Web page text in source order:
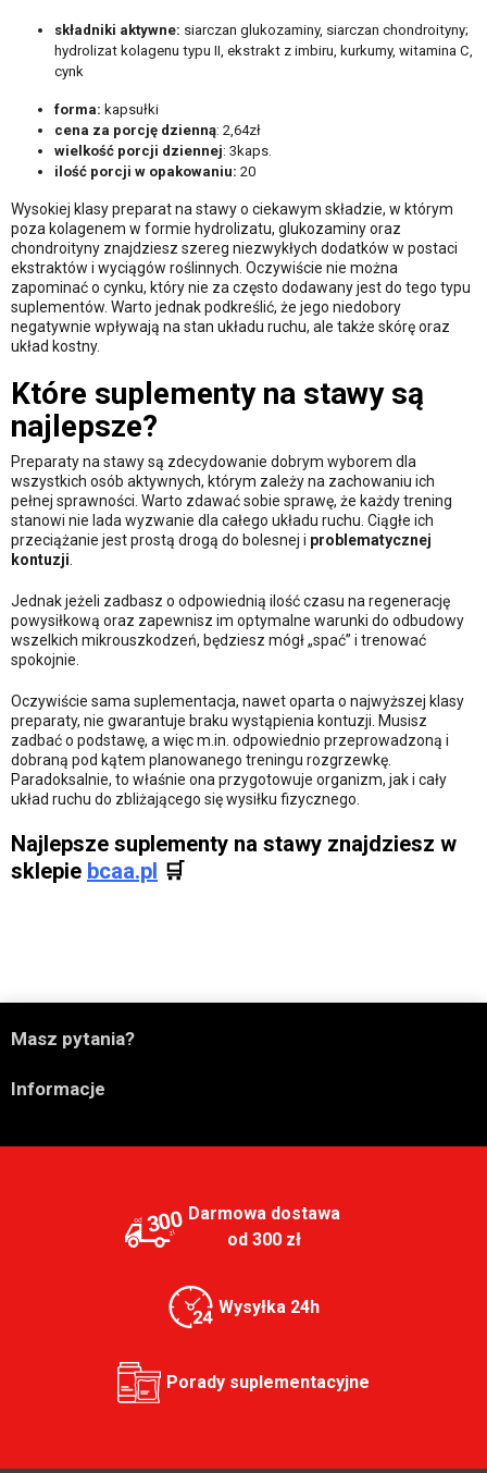
składniki aktywne: siarczan glukozaminy, siarczan chondroityny;
hydrolizat kolagenu typu II, ekstrakt z imbiru, kurkumy, witamina C,
cynk
forma: kapsułki
cena za porcję dzienną: 2,64zł
wielkość porcji dziennej: 3kaps.
ilość porcji w opakowaniu: 20
Wysokiej klasy preparat na stawy o ciekawym składzie, w którym
poza kolagenem w formie hydrolizatu, glukozaminy oraz
chondroityny znajdziesz szereg niezwykłych dodatków w postaci
ekstraktów i wyciągów roślinnych. Oczywiście nie można
zapominać o cynku, który nie za często dodawany jest do tego typu
suplementów. Warto jednak podkreślić, że jego niedobory
negatywnie wpływają na stan układu ruchu, ale także skórę oraz
układ kostny.
Które suplementy na stawy są
najlepsze?
Preparaty na stawy są zdecydowanie dobrym wyborem dla
wszystkich osób aktywnych, którym zależy na zachowaniu ich
pełnej sprawności. Warto zdawać sobie sprawę, że każdy trening
stanowi nie lada wyzwanie dla całego układu ruchu. Ciągłe ich
przeciążanie jest prostą drogą do bolesnej i problematycznej
kontuzji
Jednak jeżeli zadbasz o odpowiednią ilość czasu na regenerację
powysiłkową oraz zapewnisz im optymalne warunki do odbudowy
wszelkich mikrouszkodzeń, będziesz mógł „spać” i trenować
spokojnie.
Oczywiście sama suplementacja, nawet oparta o najwyższej klasy
preparaty, nie gwarantuje braku wystąpienia kontuzji. Musisz
zadbać o podstawę, a więc m.in. odpowiednio przeprowadzoną i
dobraną pod kątem planowanego treningu rozgrzewkę.
Paradoksalnie, to właśnie ona przygotowuje organizm, jak i cały
układ ruchu do zbliżającego się wysiłku fizycznego.
Najlepsze suplementy na stawy znajdziesz w
sklepie bcaa.pl 🛒
Masz pytania?
Informacje
300 Darmowa dostawa
od 300 zł
Wysyłka 24h
Porady suplementacyjne